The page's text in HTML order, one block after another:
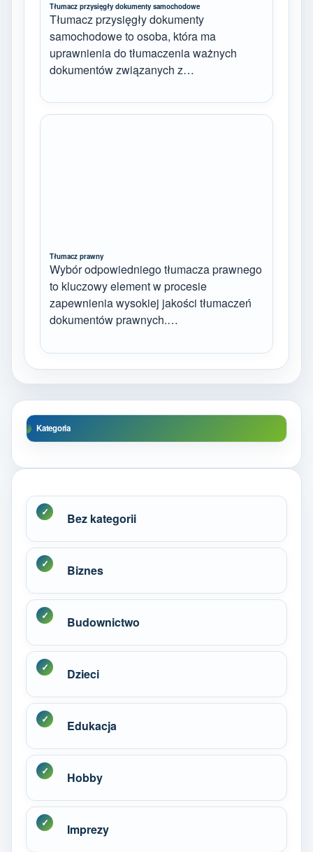
Tłumacz przysięgły dokumenty samochodowe
Tłumacz przysięgły dokumenty
samochodowe to osoba, która ma
uprawnienia do tłumaczenia ważnych
dokumentów związanych z…
Tłumacz prawny
Wybór odpowiedniego tłumacza prawnego
to kluczowy element w procesie
zapewnienia wysokiej jakości tłumaczeń
dokumentów prawnych.…
Kategoria
Bez kategorii
Biznes
Budownictwo
Dzieci
Edukacja
Hobby
Imprezy